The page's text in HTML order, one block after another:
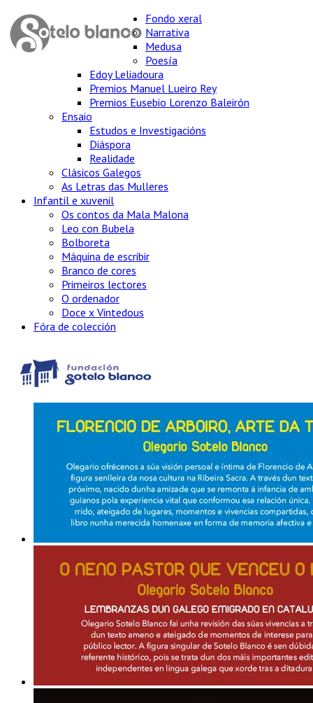
Fondo xeral
Narrativa
Medusa
Poesía
Edoy Leliadoura
Premios Manuel Lueiro Rey
Premios Eusebio Lorenzo Baleirón
Ensaio
Estudos e Investigacións
Diáspora
Realidade
Clásicos Galegos
As Letras das Mulleres
Infantil e xuvenil
Os contos da Mala Malona
Leo con Bubela
Bolboreta
Máquina de escribir
Branco de cores
Primeiros lectores
O ordenador
Doce x Vintedous
Fóra de colección